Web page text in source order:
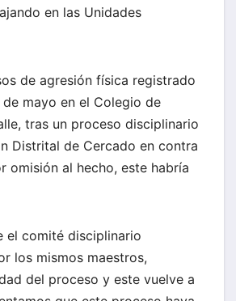
en las Unidades
de agresión física registrado
mayo en el Colegio de
tras un proceso disciplinario
Distrital de Cercado en contra
omisión al hecho, este habría
el comité disciplinario
los mismos maestros,
del proceso y este vuelve a